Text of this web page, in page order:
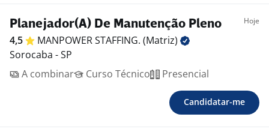
Planejador(A) De Manutenção Pleno Hoje
4,5 MANPOWER STAFFING. (Matriz)
Sorocaba - SP
A combinar
Curso Técnico Presencial
Candidatar-me